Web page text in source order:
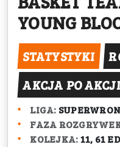
YOUNG
STATYSTYKI
AKCJA PO
LIGA:
FAZA
KOLEJKA:11, 61